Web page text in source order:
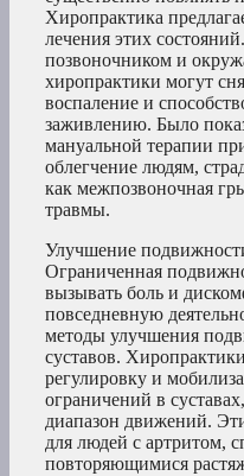
Хиропрактика
лечения этих
позвоночником и
хиропрактики могут
воспаление и
заживлению. Было
мануальной терапии
облегчение людям,
как межпозвоночная
травмы.
Улучшение
Ограниченная
вызывать боль и
повседневную
методы улучшения
суставов.
регулировку и
ограничений в
диапазон движений.
для людей с артритом,
повторяющимися